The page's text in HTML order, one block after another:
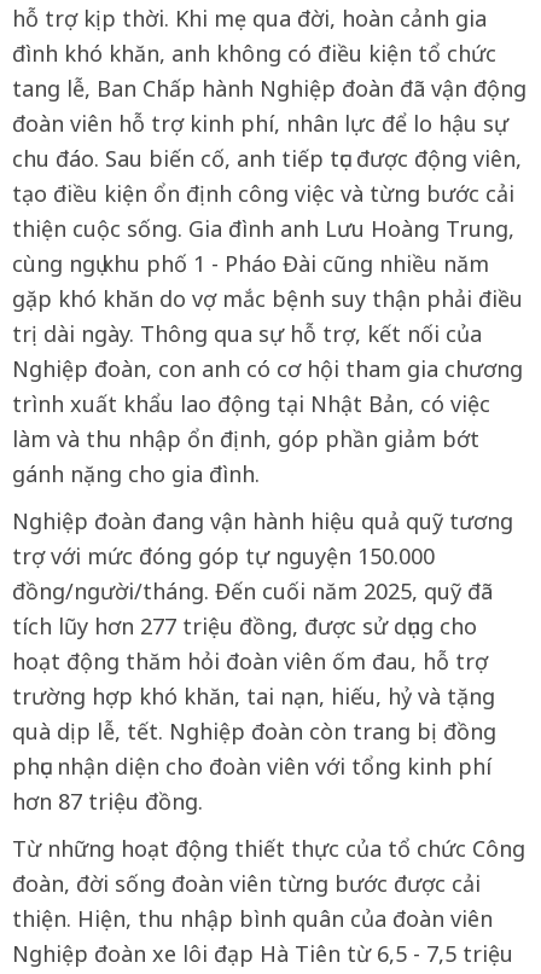
hỗ trợ kịp thời. Khi mẹ qua đời, hoàn cảnh gia
đình khó khăn, anh không có điều kiện tổ chức
tang lễ, Ban Chấp hành Nghiệp đoàn đã vận động
đoàn viên hỗ trợ kinh phí, nhân lực để lo hậu sự
chu đáo. Sau biến cố, anh tiếp tục được động viên,
tạo điều kiện ổn định công việc và từng bước cải
thiện cuộc sống. Gia đình anh Lưu Hoàng Trung,
cùng ngụ khu phố 1 - Pháo Đài cũng nhiều năm
gặp khó khăn do vợ mắc bệnh suy thận phải điều
trị dài ngày. Thông qua sự hỗ trợ, kết nối của
Nghiệp đoàn, con anh có cơ hội tham gia chương
trình xuất khẩu lao động tại Nhật Bản, có việc
làm và thu nhập ổn định, góp phần giảm bớt
gánh nặng cho gia đình.
Nghiệp đoàn đang vận hành hiệu quả quỹ tương
trợ với mức đóng góp tự nguyện 150.000
đồng/người/tháng. Đến cuối năm 2025, quỹ đã
tích lũy hơn 277 triệu đồng, được sử dụng cho
hoạt động thăm hỏi đoàn viên ốm đau, hỗ trợ
trường hợp khó khăn, tai nạn, hiếu, hỷ và tặng
quà dịp lễ, tết. Nghiệp đoàn còn trang bị đồng
phục nhận diện cho đoàn viên với tổng kinh phí
hơn 87 triệu đồng.
Từ những hoạt động thiết thực của tổ chức Công
đoàn, đời sống đoàn viên từng bước được cải
thiện. Hiện, thu nhập bình quân của đoàn viên
Nghiệp đoàn xe lôi đạp Hà Tiên từ 6,5 - 7,5 triệu